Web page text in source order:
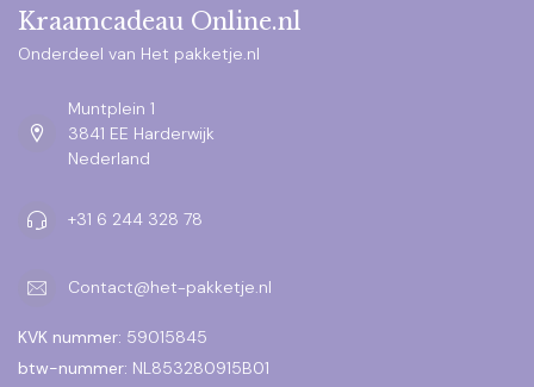
Kraamcadeau Online.nl
Onderdeel van Het pakketje.nl
Muntplein 1
3841 EE Harderwijk
Nederland
+31 6 244 328 78
Contact@het-pakketje.nl
KVK nummer: 59015845
btw-nummer: NL853280915B01